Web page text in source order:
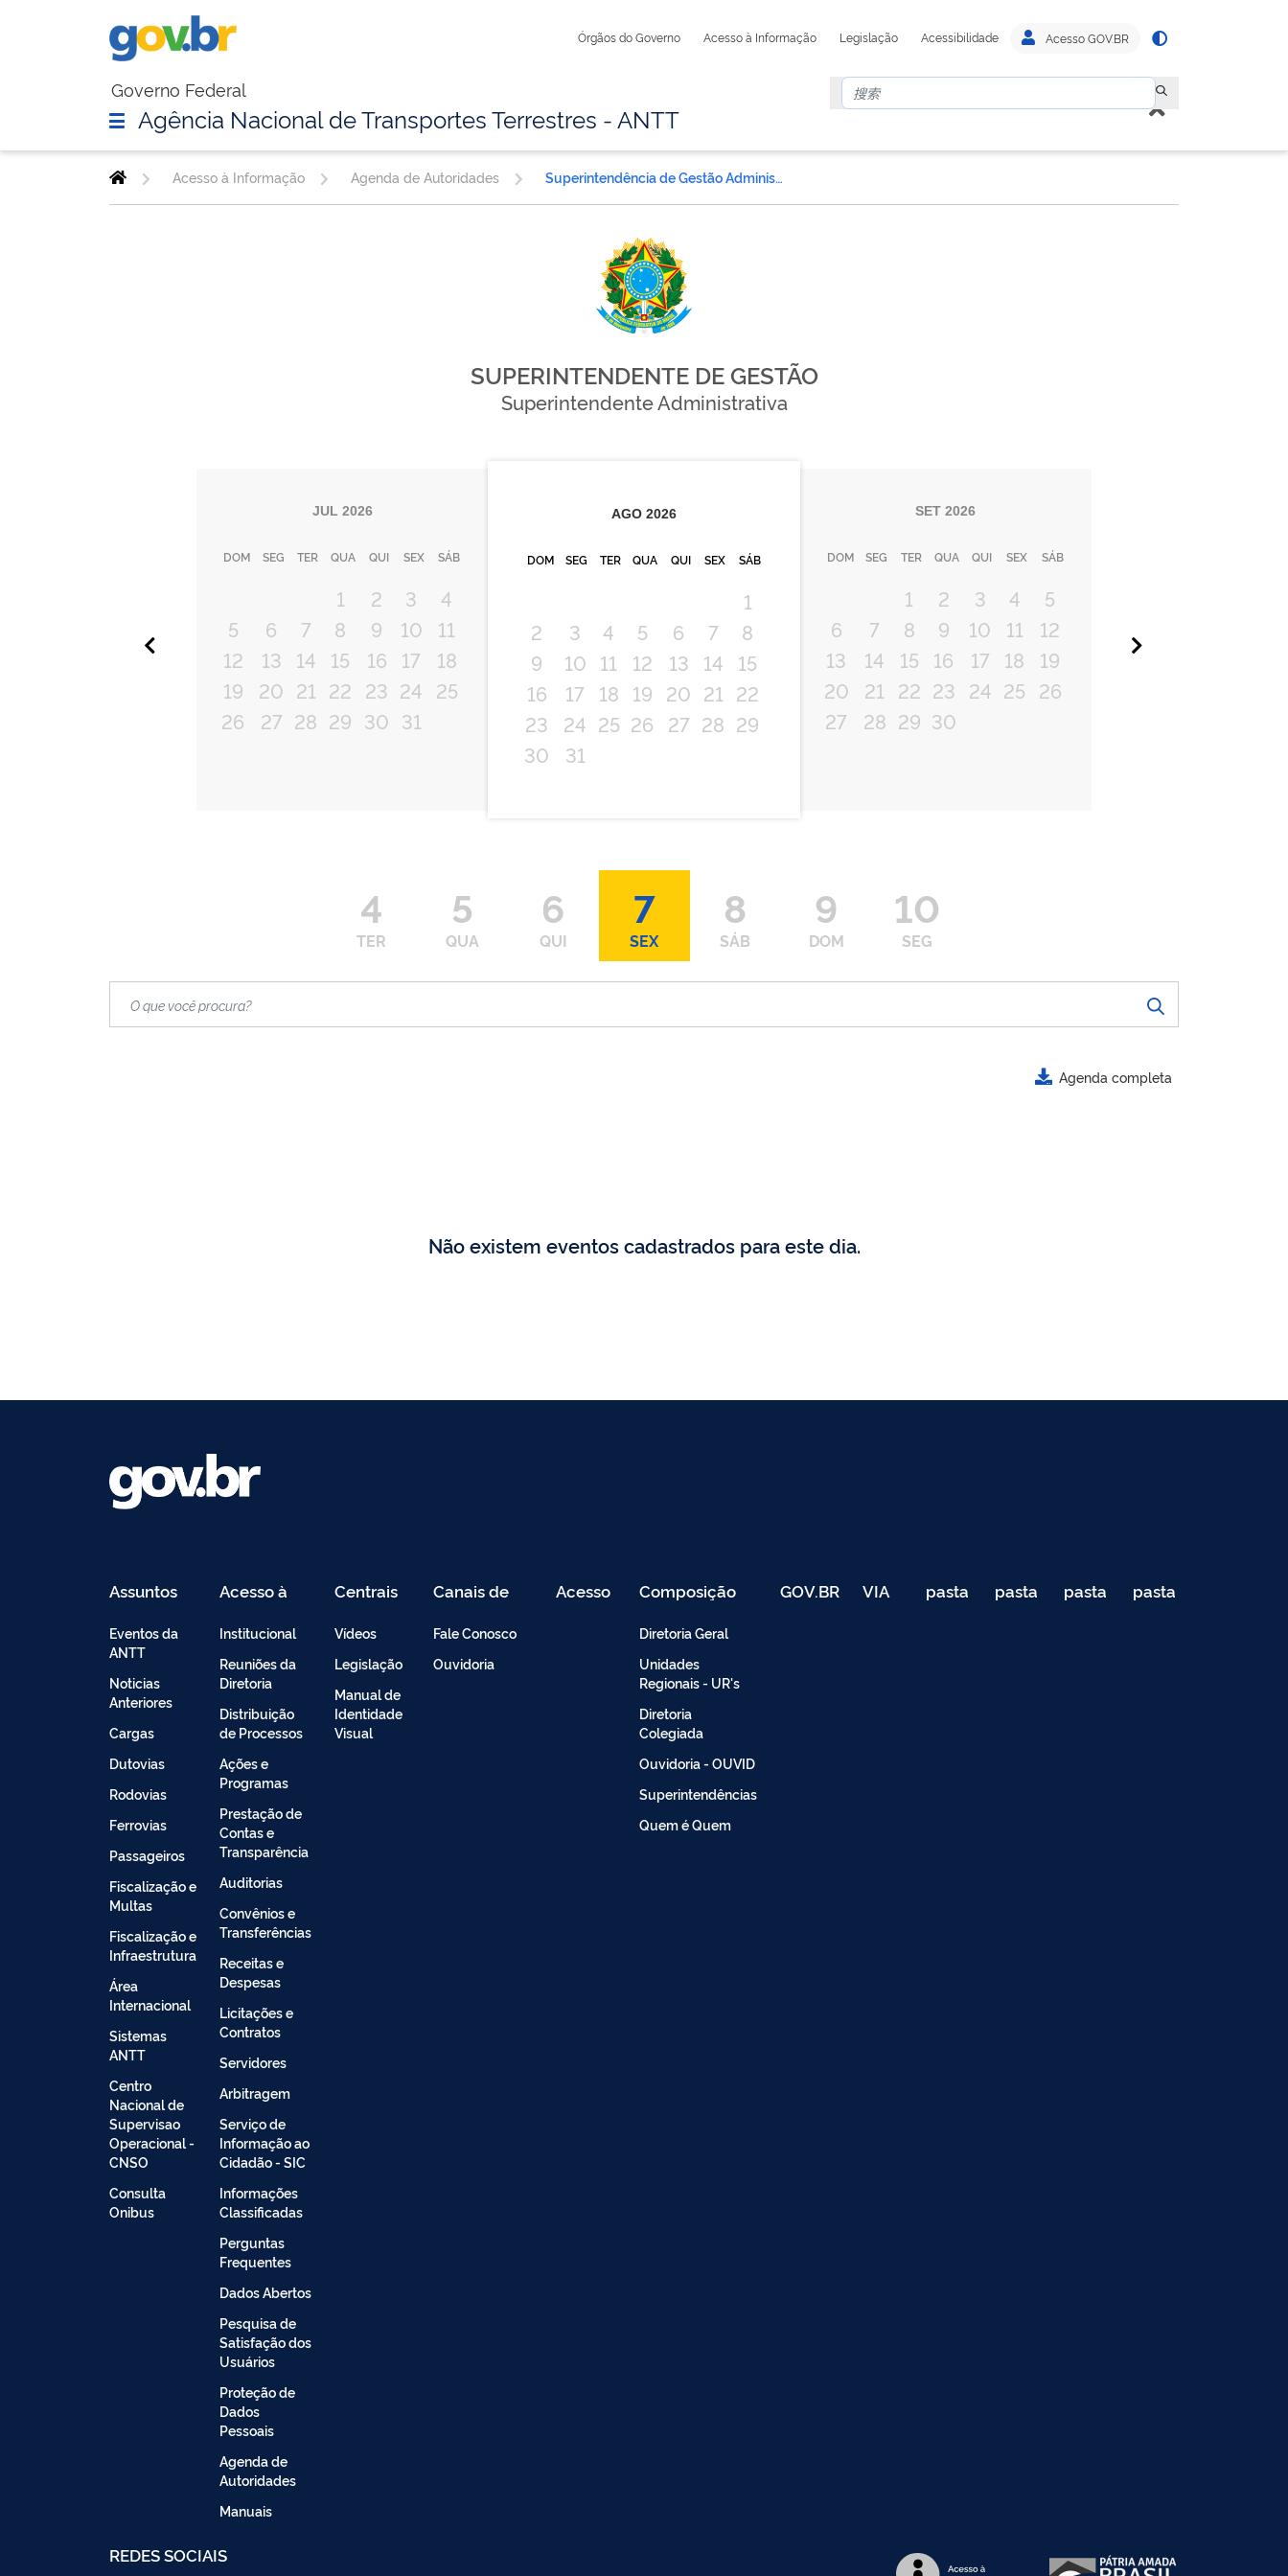
Órgãos do Governo Acesso à Informação Legislação Acessibilidade Acesso GOV.BR
Governo Federal
Agência Nacional de Transportes Terrestres - ANTT
Acesso à Informação Agenda de Autoridades Superintendência de Gestão Administrativa
SUPERINTENDENTE DE GESTÃO
Superintendente Administrativa
JUL 2026
DOM SEG TER QUA QUI SEX SÁB
1 2 3
4
5
6 7 8 9 10
11
12
13 14 15 16 17
18
19
20 21 22 23 24 25
26
27 28 29 30 31
AGO 2026
DOM SEG TER QUA QUI SEX SÁB
1
2
3 4 5 6 7
8
9
10 11 12 13 14
15
16
17 18 19 20 21 22
23
24 25 26 27 28 29
30
31
SET 2026
DOM SEG TER QUA QUI SEX SÁB
1 2 3 4
5
6
7 8 9 10 11
12
13
14 15 16 17 18
19
20
21 22 23 24 25 26
27
28 29 30
4
TER
5
QUA
6
QUI
7
SEX
8
SÁB
9
DOM
10
SEG
Agenda completa
Não existem eventos cadastrados para este dia.
Assuntos
Eventos da
ANTT
Noticias
Anteriores
Cargas
Dutovias
Rodovias
Ferrovias
Passageiros
Fiscalização e
Multas
Fiscalização e
Infraestrutura
Área
Internacional
Sistemas
ANTT
Centro
Nacional de
Supervisao
Operacional -
CNSO
Consulta
Onibus
Acesso à
Informação
Institucional
Reuniões da
Diretoria
Distribuição
de Processos
Ações e
Programas
Prestação de
Contas e
Transparência
Auditorias
Convênios e
Transferências
Receitas e
Despesas
Licitações e
Contratos
Servidores
Arbitragem
Serviço de
Informação ao
Cidadão - SIC
Informações
Classificadas
Perguntas
Frequentes
Dados Abertos
Pesquisa de
Satisfação dos
Usuários
Proteção de
Dados
Pessoais
Agenda de
Autoridades
Manuais
Centrais
de
Vídeos
Legislação
Manual de
Identidade
Visual
Canais de
Atendimento
Fale Conosco
Ouvidoria
Acesso
Restrito
Composição
Diretoria Geral
Unidades
Regionais - UR's
Diretoria
Colegiada
Ouvidoria - OUVID
Superintendências
Quem é Quem
GOV.BR VIA
040
pasta
de
pasta
de
pasta
de
pasta
de
REDES SOCIAIS